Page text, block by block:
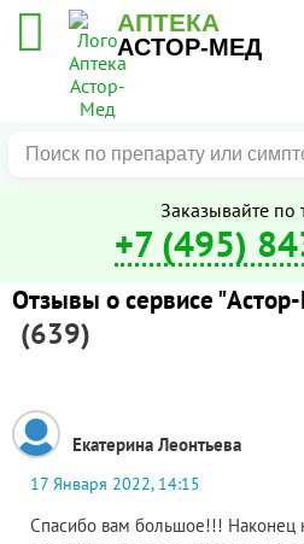
АПТЕКА
АСТОР-МЕД
Заказывайте по
+7 (495)
Отзывы о сервисе
(639)
Екатерина Леонтьева
17 Января 2022, 14:15
Спасибо вам большое!!! Наконец